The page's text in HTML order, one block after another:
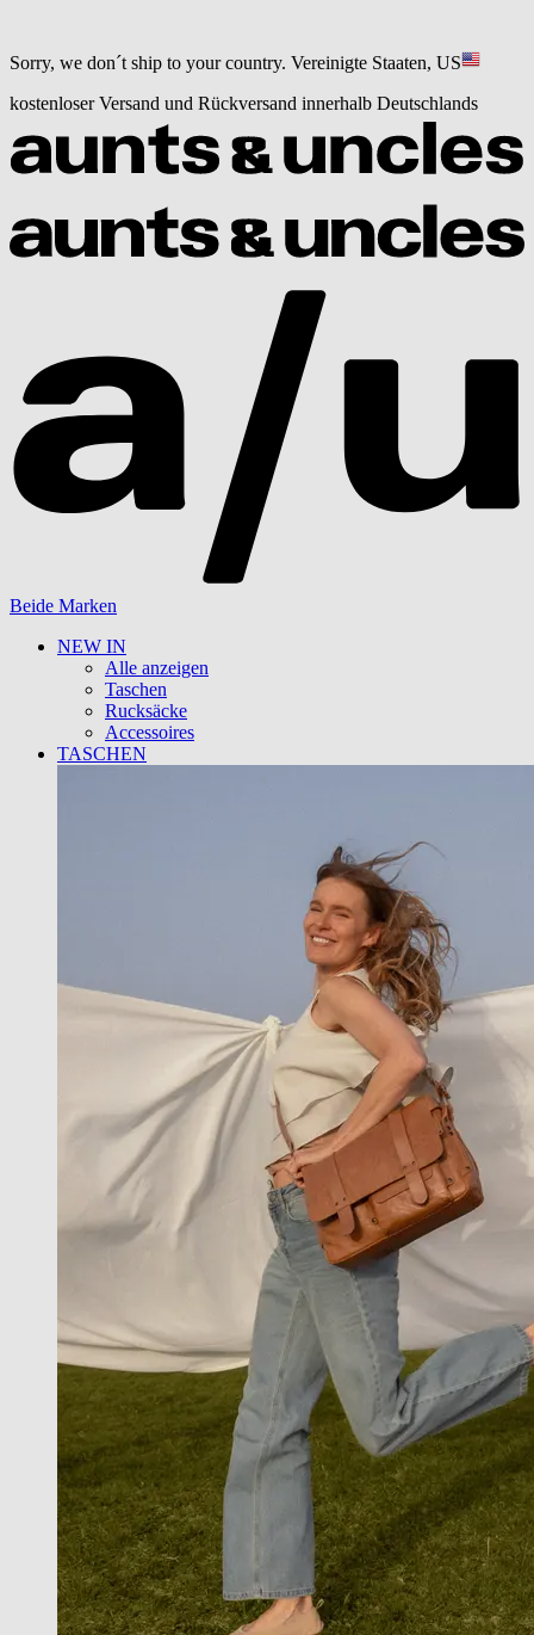
Sorry, we don´t ship to your country. Vereinigte Staaten, US
kostenloser Versand und Rückversand innerhalb Deutschlands
Beide Marken
NEW IN
Alle anzeigen
Taschen
Rucksäcke
Accessoires
TASCHEN